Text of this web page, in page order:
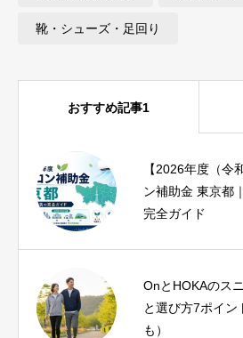
靴・シューズ・足回り
おすすめ記事1
【2026年度（令
ン補助金 東京都
完全ガイド
OnとHOKAのス
と選び方7ポイン
も）
iPhone17eと
ユーザーが1分で
き
ヨガインストラ
種類・費用・未
を解説